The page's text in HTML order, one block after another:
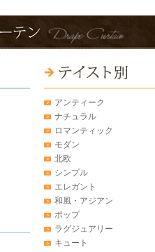
アンティーク
ナチュラル
ロマンティック
モダン
北欧
シンプル
エレガント
和風・アジアン
ポップ
ラグジュアリー
キュート